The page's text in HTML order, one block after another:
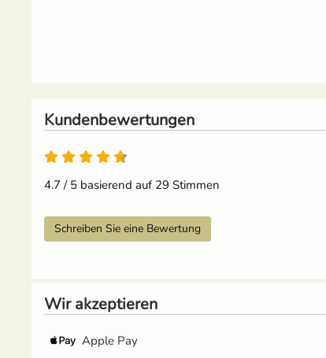
Kundenbewertungen
4.7 von 5
4.7 / 5 basierend auf 29 Stimmen
Schreiben Sie eine Bewertung
Wir akzeptieren
Apple Pay